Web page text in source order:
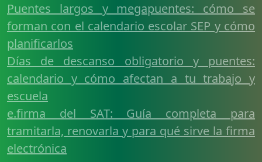
Puentes largos y megapuentes: cómo se
forman con el calendario escolar SEP y cómo
planificarlos
Días de descanso obligatorio y puentes:
calendario y cómo afectan a tu trabajo y
escuela
e.firma del SAT: Guía completa para
tramitarla, renovarla y para qué sirve la firma
electrónica